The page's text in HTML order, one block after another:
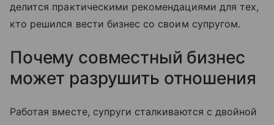
делится практическими рекомендациями для тех,
кто решился вести бизнес со своим супругом.
Почему совместный бизнес
может разрушить отношения
Работая вместе, супруги сталкиваются с двойной